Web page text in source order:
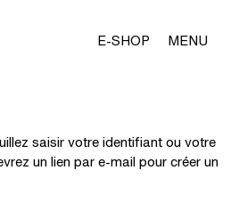
E-SHOP MENU
saisir votre identifiant ou votre
un lien par e-mail pour créer un